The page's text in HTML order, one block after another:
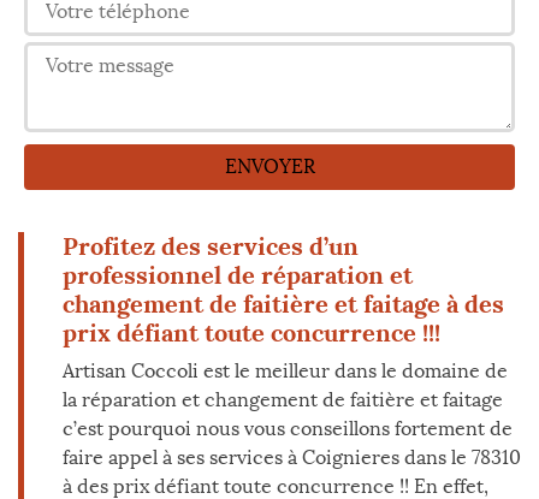
Profitez des services d’un
professionnel de réparation et
changement de faitière et faitage à des
prix défiant toute concurrence !!!
Artisan Coccoli est le meilleur dans le domaine de
la réparation et changement de faitière et faitage
c’est pourquoi nous vous conseillons fortement de
faire appel à ses services à Coignieres dans le 78310
à des prix défiant toute concurrence !! En effet,